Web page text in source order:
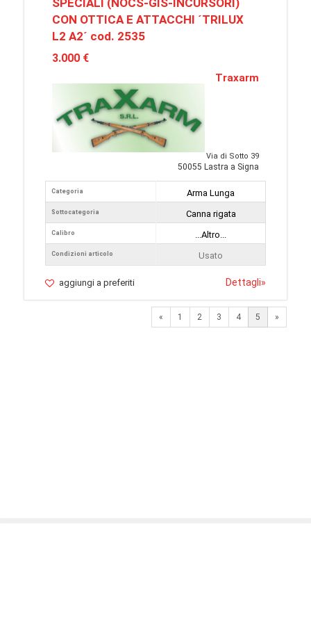
CON OTTICA E ATTACCHI ´TRILUX
L2 A2´ cod. 2535
3.000 €
Traxarm
Via di Sotto 39
50055 Lastra a Signa
Categoria
Sottocategoria
Calibro
Condizioni articolo
Arma Lunga
Canna rigata
...Altro...
Usato
aggiungi a preferiti Dettagli»
« Previous
1 2 3 4 5 »